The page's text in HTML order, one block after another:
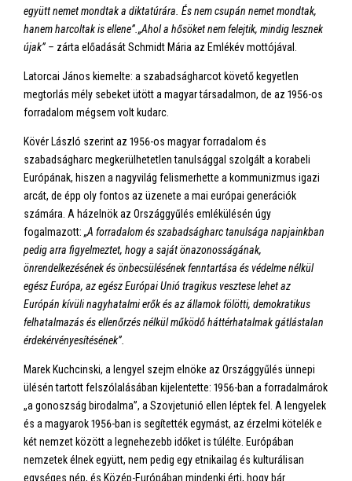
együtt nemet mondtak a diktatúrára. És nem csupán nemet mondtak,
hanem harcoltak is ellene”. „Ahol a hősöket nem felejtik, mindig lesznek
újak” – zárta előadását Schmidt Mária az Emlékév mottójával.
Latorcai János kiemelte: a szabadságharcot követő kegyetlen
megtorlás mély sebeket ütött a magyar társadalmon, de az 1956-os
forradalom mégsem volt kudarc.
Kövér László szerint az 1956-os magyar forradalom és
szabadságharc megkerülhetetlen tanulsággal szolgált a korabeli
Európának, hiszen a nagyvilág felismerhette a kommunizmus igazi
arcát, de épp oly fontos az üzenete a mai európai generációk
számára. A házelnök az Országgyűlés emlékülésén úgy
fogalmazott: „A forradalom és szabadságharc tanulsága napjainkban
pedig arra figyelmeztet, hogy a saját önazonosságának,
önrendelkezésének és önbecsülésének fenntartása és védelme nélkül
egész Európa, az egész Európai Unió tragikus vesztese lehet az
Európán kívüli nagyhatalmi erők és az államok fölötti, demokratikus
felhatalmazás és ellenőrzés nélkül működő háttérhatalmak gátlástalan
érdekérvényesítésének”.
Marek Kuchcinski, a lengyel szejm elnöke az Országgyűlés ünnepi
ülésén tartott felszólalásában kijelentette: 1956-ban a forradalmárok
„a gonoszság birodalma”, a Szovjetunió ellen léptek fel. A lengyelek
és a magyarok 1956-ban is segítették egymást, az érzelmi kötelék e
két nemzet között a legnehezebb időket is túlélte. Európában
nemzetek élnek együtt, nem pedig egy etnikailag és kulturálisan
egységes nép, és Közép-Európában mindenki érti, hogy bár